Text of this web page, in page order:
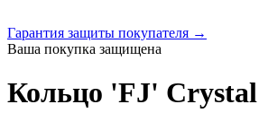
Гарантия защиты покупателя →
Ваша покупка защищена
Кольцо 'FJ' Сrystal